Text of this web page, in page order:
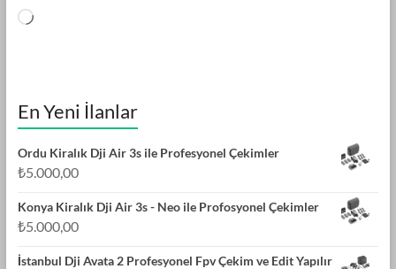
En Yeni İlanlar
Ordu Kiralık Dji Air 3s ile Profesyonel Çekimler
₺5.000,00
Konya Kiralık Dji Air 3s - Neo ile Profosyonel Çekimler
₺5.000,00
İstanbul Dji Avata 2 Profesyonel Fpv Çekim ve Edit Yapılır